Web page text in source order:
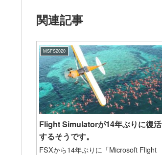
関連記事
MSFS2020
Flight Simulatorが14年ぶりに復活
するそうです。
FSXから14年ぶりに「Microsoft Flight